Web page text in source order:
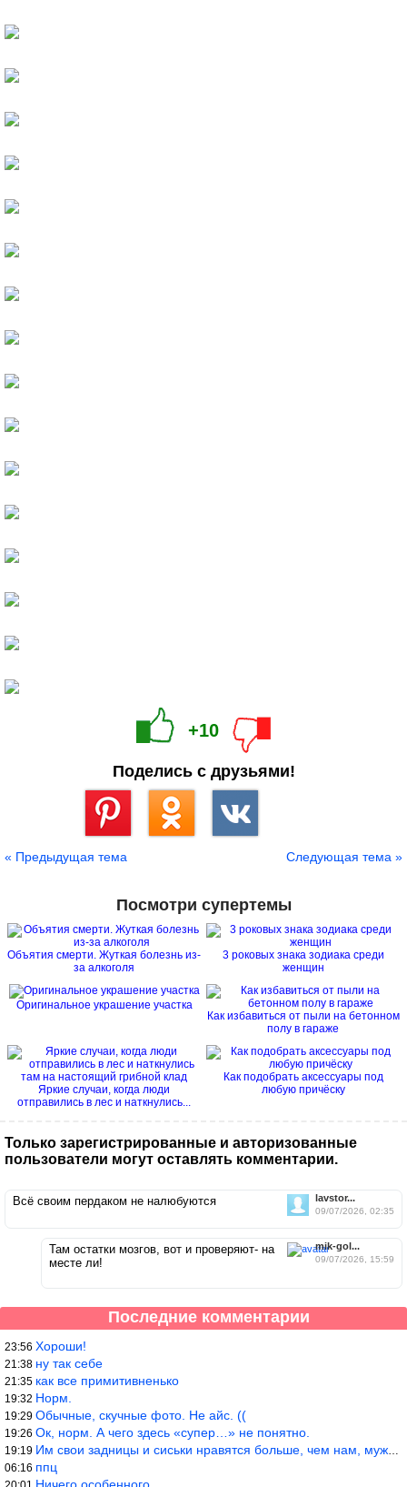
+10
Поделись с друзьями!
« Предыдущая тема Следующая тема »
Посмотри супертемы
Объятия смерти. Жуткая болезнь из-
за алкоголя
3 роковых знака зодиака среди
женщин
Оригинальное украшение участка
Как избавиться от пыли на бетонном
полу в гараже
Яркие случаи, когда люди
отправились в лес и наткнулись...
Как подобрать аксессуары под
любую причёску
Только зарегистрированные и авторизованные
пользователи могут оставлять комментарии.
lavstor...
09/07/2026, 02:35
Всё своим пердаком не налюбуются
mik-gol...
09/07/2026, 15:59
Там остатки мозгов, вот и проверяют- на
месте ли!
Последние комментарии
23:56 Хороши!
21:38 ну так себе
21:35 как все примитивненько
19:32 Норм.
19:29 Обычные, скучные фото. Не айс. ((
19:26 Ок, норм. А чего здесь «супер…» не понятно.
19:19 Им свои задницы и сиськи нравятся больше, чем нам, мужикам?
06:16 ппц